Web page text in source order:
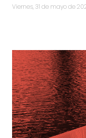
viernes, 31 de mayo de